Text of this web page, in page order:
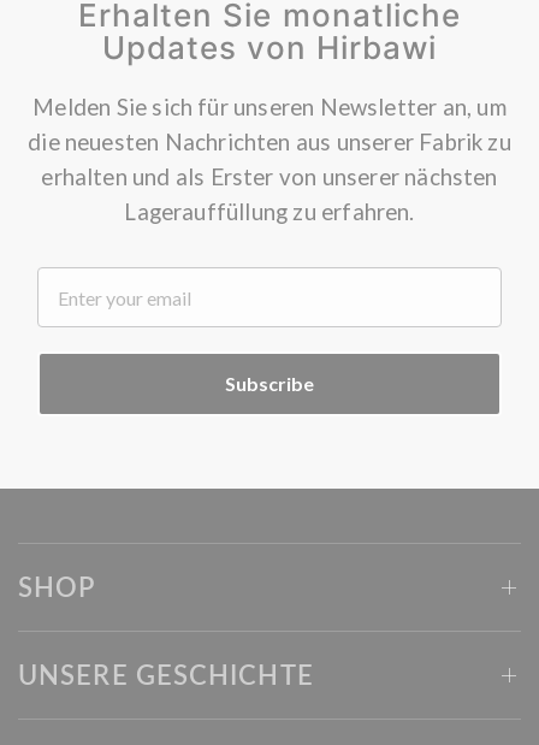
Erhalten Sie monatliche
Updates von Hirbawi
Melden Sie sich für unseren Newsletter an, um
die neuesten Nachrichten aus unserer Fabrik zu
erhalten und als Erster von unserer nächsten
Lagerauffüllung zu erfahren.
.
Subscribe
SHOP
UNSERE GESCHICHTE